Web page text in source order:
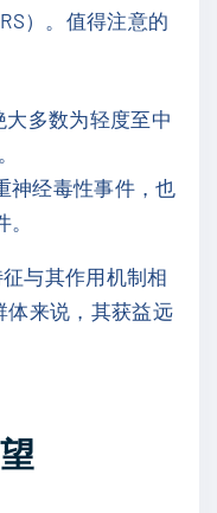
）。值得注意的
大多数为轻度至中
神经毒性事件，也
与其作用机制相
体来说，其获益远